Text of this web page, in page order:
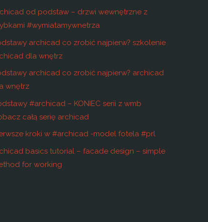
od podstaw – drzwi wewnętrzne z
#wymiatamywnetrza
archicad co zrobić najpierw? szkolenie
dla wnętrz
archicad co zrobić najpierw? archicad
wnętrz
#archicad – KONIEC serii z wmb
całą serię archicad
kroki w #archicad -model fotela #prl
basics tutorial – facade design – simple
for working